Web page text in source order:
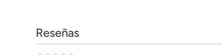
Reseñas